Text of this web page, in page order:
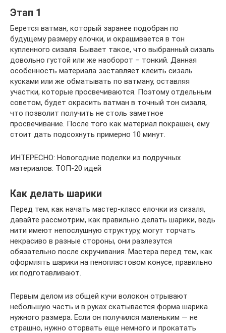
Этап 1
Берется ватман, который заранее подобран по
будущему размеру елочки, и окрашивается в тон
купленного сизаля. Бывает такое, что выбранный сизаль
довольно густой или же наоборот – тонкий. Данная
особенность материала заставляет клеить сизаль
кусками или же обматывать по ватману, оставляя
участки, которые просвечиваются. Поэтому отдельным
советом, будет окрасить ватман в точный тон сизаля,
что позволит получить не столь заметное
просвечивание. После того как материал покрашен, ему
стоит дать подсохнуть примерно 10 минут.
ИНТЕРЕСНО: Новогодние поделки из подручных
материалов: ТОП-20 идей
Как делать шарики
Перед тем, как начать мастер-класс елочки из сизаля,
давайте рассмотрим, как правильно делать шарики, ведь
нити имеют непослушную структуру, могут торчать
некрасиво в разные стороны, они разлезутся
обязательно после скручивания. Мастера перед тем, как
оформлять шарики на пенопластовом конусе, правильно
их подготавливают.
Первым делом из общей кучи волокон отрывают
небольшую часть и в руках скатывается форма шарика
нужного размера. Если он получился маленьким — не
страшно, нужно оторвать еще немного и прокатать